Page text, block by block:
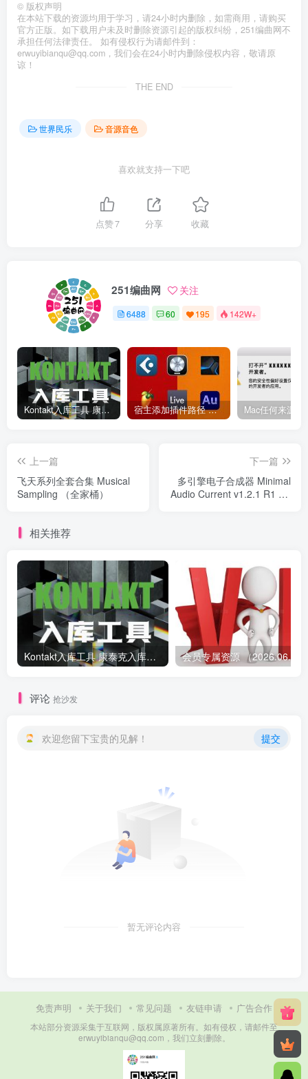
© 版权声明
在本站下载的资源均用于学习，请24小时内删除，如需商用，请购买
官方正版。如下载用户未及时删除资源引起的版权纠纷，251编曲网不
承担任何法律责任。 如有侵权行为请邮件到：
erwuyibianqu@qq.com，我们会在24小时内删除侵权内容，敬请原
谅！
THE END
世界民乐 音源音色
喜欢就支持一下吧
点赞7 分享 收藏
251编曲网 关注
6488 60 195 142W+
Kontakt入库工具 康泰克入库教程 宿主添加插件路径 插件路径设置 VSTPlugins路径
上一篇
飞天系列全套合集 Musical
Sampling （全家桶）
下一篇
多引擎电子合成器 Minimal
Audio Current v1.2.1 R1 TC
相关推荐
Kontakt入库工具 康泰克入库教程
评论 抢沙发
欢迎您留下宝贵的见解！ 提交
暂无评论内容
免责声明 关于我们 常见问题 友链申请 广告合作
本站部分资源采集于互联网，版权属原著所有。如有侵权，请邮件至
erwuyibianqu@qq.com，我们立刻删除。